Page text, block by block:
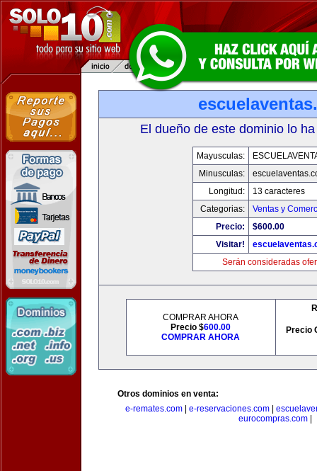
El dueño de este dominio lo
Mayusculas:
Minusculas:
Longitud:
13 caracteres
Categorias:
Ventas y
Precio:
$600.00
Visitar!
Serán consideradas
COMPRAR AHORA
Precio $600.00
COMPRAR AHORA
Precio
Otros dominios en venta:
e-remates.com| e-reservaciones.com|
eurocompras.com